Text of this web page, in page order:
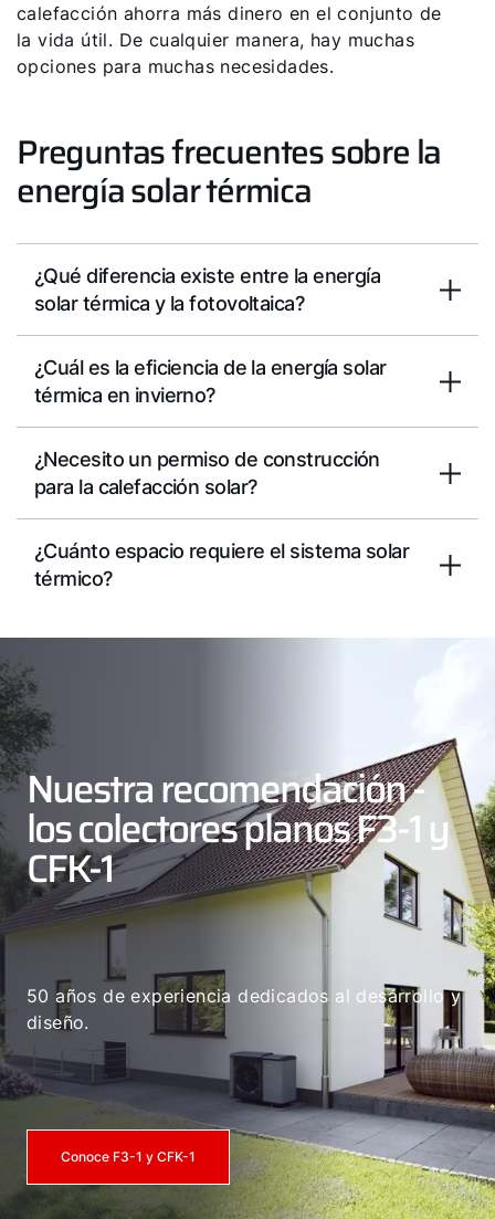
calefacción ahorra más dinero en el conjunto de
la vida útil. De cualquier manera, hay muchas
opciones para muchas necesidades.
Preguntas frecuentes sobre la
energía solar térmica
¿Qué diferencia existe entre la energía
solar térmica y la fotovoltaica?
¿Cuál es la eficiencia de la energía solar
térmica en invierno?
¿Necesito un permiso de construcción
para la calefacción solar?
¿Cuánto espacio requiere el sistema solar
térmico?
Nuestra recomendación -
los colectores planos F3-1 y
CFK-1
50 años de experiencia dedicados al desarrollo y
diseño.
Conoce F3-1 y CFK-1